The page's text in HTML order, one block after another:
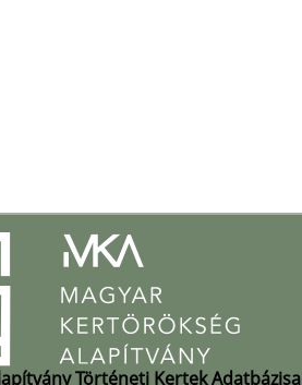
Történeti Kertek Adatbázisa